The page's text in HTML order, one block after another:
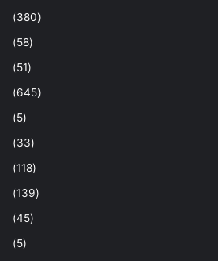
(380)
(58)
(51)
(645)
(5)
(33)
(118)
(139)
(45)
(5)